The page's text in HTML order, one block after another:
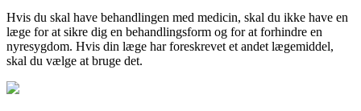
Hvis du skal have behandlingen med medicin, skal du ikke have en
læge for at sikre dig en behandlingsform og for at forhindre en
nyresygdom. Hvis din læge har foreskrevet et andet lægemiddel,
skal du vælge at bruge det.